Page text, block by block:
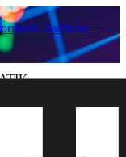
Bachelor